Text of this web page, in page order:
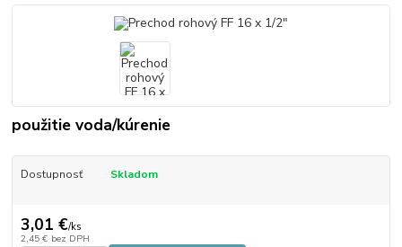
použitie voda/kúrenie
Dostupnosť Skladom
3,01 €/ks
2,45 € bez DPH